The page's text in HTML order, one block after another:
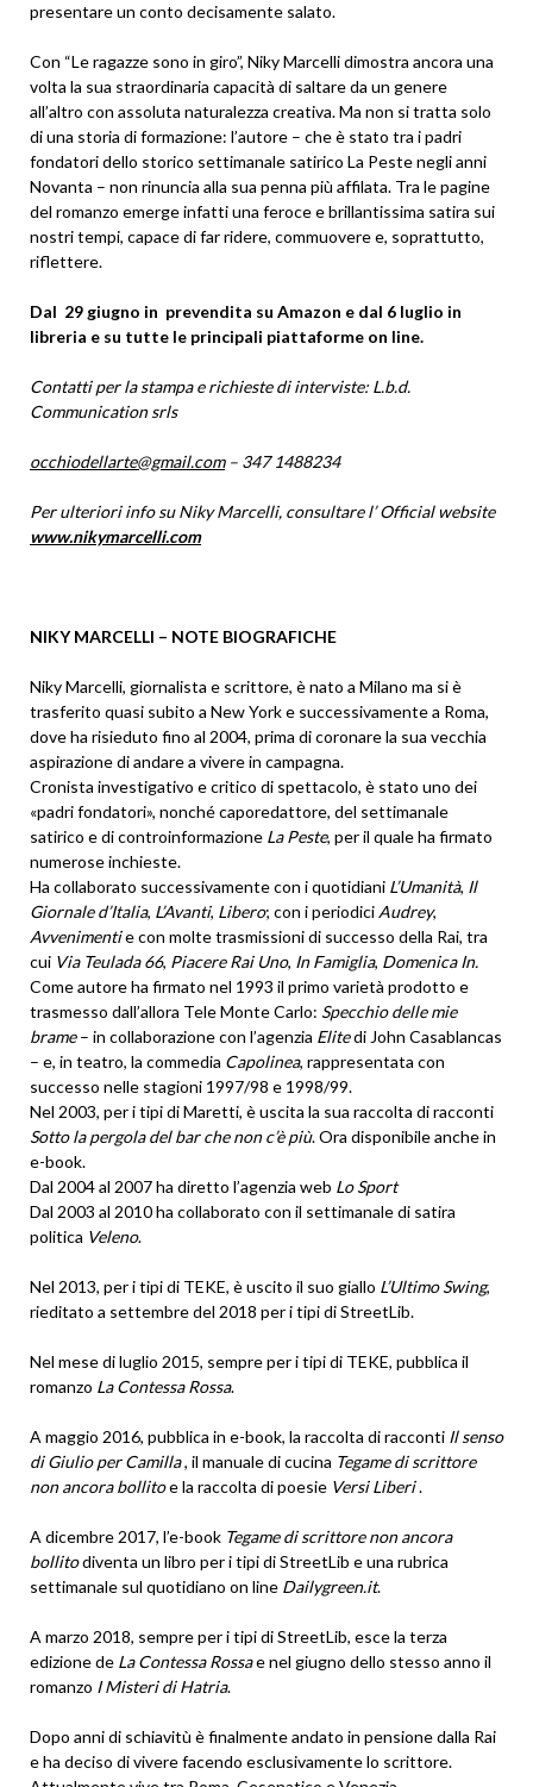
presentare un conto decisamente salato.
Con “Le ragazze sono in giro”, Niky Marcelli dimostra ancora una
volta la sua straordinaria capacità di saltare da un genere
all’altro con assoluta naturalezza creativa. Ma non si tratta solo
di una storia di formazione: l’autore – che è stato tra i padri
fondatori dello storico settimanale satirico La Peste negli anni
Novanta – non rinuncia alla sua penna più affilata. Tra le pagine
del romanzo emerge infatti una feroce e brillantissima satira sui
nostri tempi, capace di far ridere, commuovere e, soprattutto,
riflettere.
Dal 29 giugno in prevendita su Amazon e dal 6 luglio in
libreria e su tutte le principali piattaforme on line.
Contatti per la stampa e richieste di interviste: L.b.d.
Communication srls
occhiodellarte@gmail.com– 347 1488234
Per ulteriori info su Niky Marcelli, consultare l’ Official website
www.nikymarcelli.com
NIKY MARCELLI – NOTE BIOGRAFICHE
Niky Marcelli, giornalista e scrittore, è nato a Milano ma si è
trasferito quasi subito a New York e successivamente a Roma,
dove ha risieduto fino al 2004, prima di coronare la sua vecchia
aspirazione di andare a vivere in campagna.
Cronista investigativo e critico di spettacolo, è stato uno dei
«padri fondatori», nonché caporedattore, del settimanale
satirico e di controinformazione La Peste, per il quale ha firmato
numerose inchieste.
Ha collaborato successivamente con i quotidiani L’Umanità, Il
Giornale d’Italia, L’Avanti, Libero; con i periodici Audrey,
Avvenimentie con molte trasmissioni di successo della Rai, tra
cui Via Teulada 66, Piacere Rai Uno, In Famiglia, Domenica In.
Come autore ha firmato nel 1993 il primo varietà prodotto e
trasmesso dall’allora Tele Monte Carlo: Specchio delle mie
brame– in collaborazione con l’agenzia Elitedi John Casablancas
– e, in teatro, la commedia Capolinea, rappresentata con
successo nelle stagioni 1997/98 e 1998/99.
Nel 2003, per i tipi di Maretti, è uscita la sua raccolta di racconti
Sotto la pergola del bar che non c’è più. Ora disponibile anche in
e-book.
Dal 2004 al 2007 ha diretto l’agenzia web Lo Sport
Dal 2003 al 2010 ha collaborato con il settimanale di satira
politica Veleno.
Nel 2013, per i tipi di TEKE, è uscito il suo giallo L’Ultimo Swing,
rieditato a settembre del 2018 per i tipi di StreetLib.
Nel mese di luglio 2015, sempre per i tipi di TEKE, pubblica il
romanzo La Contessa Rossa.
A maggio 2016, pubblica in e-book, la raccolta di racconti Il senso
di Giulio per Camilla, il manuale di cucina Tegame di scrittore
non ancora bollitoe la raccolta di poesie Versi Liberi.
A dicembre 2017, l’e-book Tegame di scrittore non ancora
bollitodiventa un libro per i tipi di StreetLib e una rubrica
settimanale sul quotidiano on line Dailygreen.it.
A marzo 2018, sempre per i tipi di StreetLib, esce la terza
edizione de La Contessa Rossae nel giugno dello stesso anno il
romanzo I Misteri di Hatria.
Dopo anni di schiavitù è finalmente andato in pensione dalla Rai
e ha deciso di vivere facendo esclusivamente lo scrittore.